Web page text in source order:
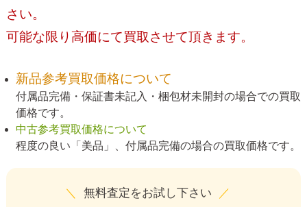
さい。
可能な限り高価にて買取させて頂きます。
新品参考買取価格について
付属品完備・保証書未記入・梱包材未開封の場合での買取
価格です。
中古参考買取価格について
程度の良い「美品」、付属品完備の場合の買取価格です。
＼ 無料査定をお試し下さい ／